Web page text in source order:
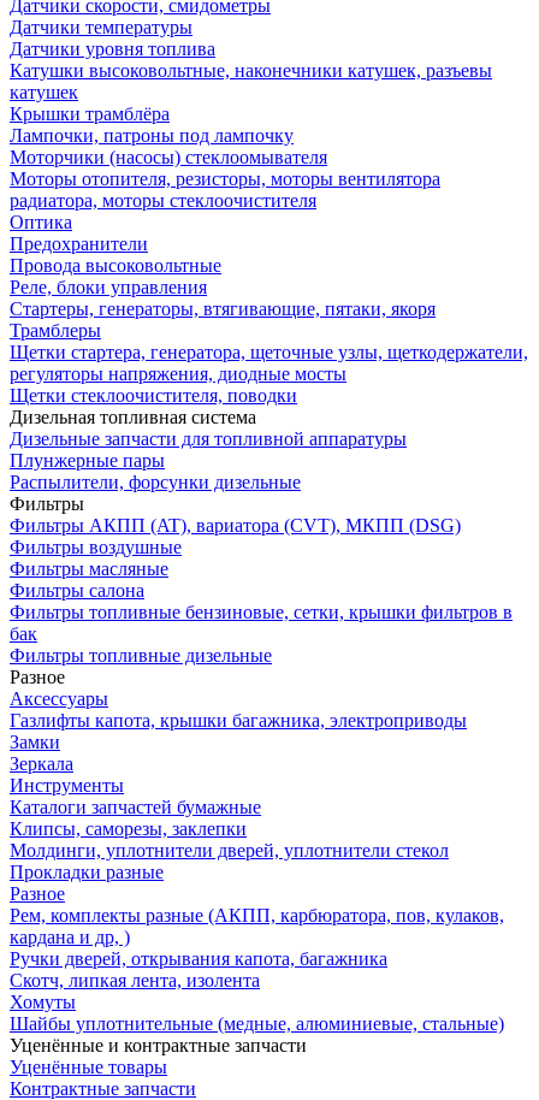
Датчики скорости, смидометры
Датчики температуры
Датчики уровня топлива
Катушки высоковольтные, наконечники катушек, разъевы
катушек
Крышки трамблёра
Лампочки, патроны под лампочку
Моторчики (насосы) стеклоомывателя
Моторы отопителя, резисторы, моторы вентилятора
радиатора, моторы стеклоочистителя
Оптика
Предохранители
Провода высоковольтные
Реле, блоки управления
Стартеры, генераторы, втягивающие, пятаки, якоря
Трамблеры
Щетки стартера, генератора, щеточные узлы, щеткодержатели,
регуляторы напряжения, диодные мосты
Щетки стеклоочистителя, поводки
Дизельная топливная система
Дизельные запчасти для топливной аппаратуры
Плунжерные пары
Распылители, форсунки дизельные
Фильтры
Фильтры АКПП (AT), вариатора (CVT), МКПП (DSG)
Фильтры воздушные
Фильтры масляные
Фильтры салона
Фильтры топливные бензиновые, сетки, крышки фильтров в
бак
Фильтры топливные дизельные
Разное
Аксесcуары
Газлифты капота, крышки багажника, электроприводы
Замки
Зеркала
Инструменты
Каталоги запчастей бумажные
Клипсы, саморезы, заклепки
Молдинги, уплотнители дверей, уплотнители стекол
Прокладки разные
Разное
Рем, комплекты разные (АКПП, карбюратора, пов, кулаков,
кардана и др, )
Ручки дверей, открывания капота, багажника
Скотч, липкая лента, изолента
Хомуты
Шайбы уплотнительные (медные, алюминиевые, стальные)
Уценённые и контрактные запчасти
Уценённые товары
Контрактные запчасти